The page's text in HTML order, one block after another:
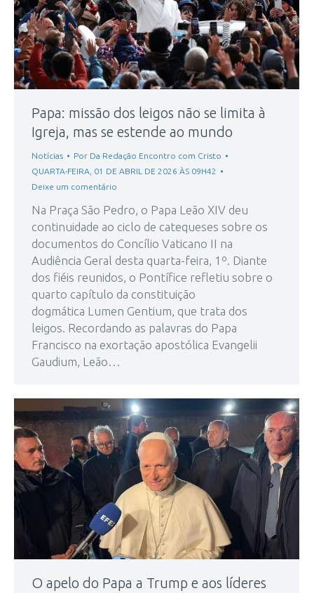
Papa: missão dos leigos não se limita à
Igreja, mas se estende ao mundo
Notícias Por Da Redação Encontro com Cristo
QUARTA-FEIRA, 01 DE ABRIL DE 2026 ÀS 09H42
Deixe um comentário
Na Praça São Pedro, o Papa Leão XIV deu
continuidade ao ciclo de catequeses sobre os
documentos do Concílio Vaticano II na
Audiência Geral desta quarta-feira, 1º. Diante
dos fiéis reunidos, o Pontífice refletiu sobre o
quarto capítulo da constituição
dogmática Lumen Gentium, que trata dos
leigos. Recordando as palavras do Papa
Francisco na exortação apostólica Evangelii
Gaudium, Leão…
O apelo do Papa a Trump e aos líderes